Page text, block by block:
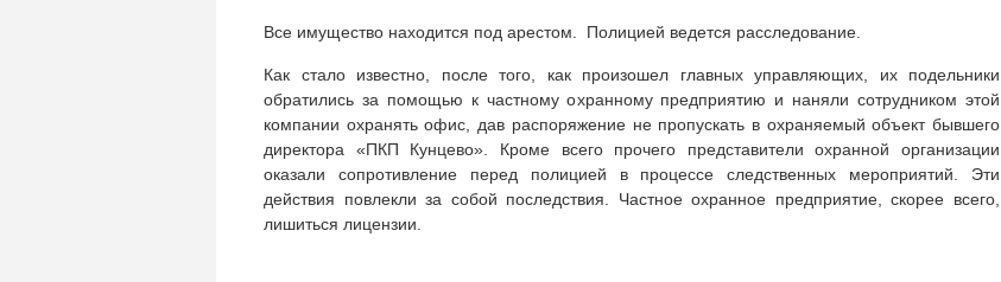
Все имущество находится под арестом. Полицией ведется расследование.
Как стало известно, после того, как произошел главных управляющих, их подельники
обратились за помощью к частному охранному предприятию и наняли сотрудником этой
компании охранять офис, дав распоряжение не пропускать в охраняемый объект бывшего
директора «ПКП Кунцево». Кроме всего прочего представители охранной организации
оказали сопротивление перед полицией в процессе следственных мероприятий. Эти
действия повлекли за собой последствия. Частное охранное предприятие, скорее всего,
лишиться лицензии.